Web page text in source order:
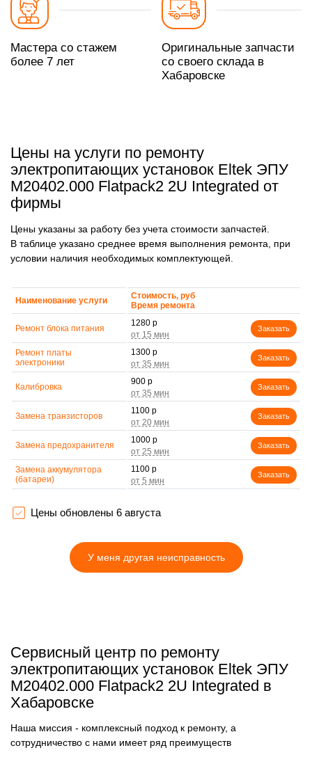
Мастера со стажем
более 7 лет
Оригинальные запчасти
со своего склада в
Хабаровске
Цены на услуги по ремонту
электропитающих установок Eltek ЭПУ
M20402.000 Flatpack2 2U Integrated от
фирмы
Цены указаны за работу без учета стоимости запчастей.
В таблице указано среднее время выполнения ремонта, при
условии наличия необходимых комплектующей.
Наименование услуги
Стоимость, руб
Время ремонта
Ремонт блока питания
1280 р
Заказать
Ремонт платы
электроники
1300 р
Заказать
Калибровка
900 р
Заказать
Замена транзисторов
1100 р
Заказать
Замена предохранителя
1000 р
Заказать
Замена аккумулятора
(батареи)
1100 р
Заказать
Цены обновлены 6 августа
У меня другая неисправность
Сервисный центр по ремонту
электропитающих установок Eltek ЭПУ
M20402.000 Flatpack2 2U Integrated в
Хабаровске
Наша миссия - комплексный подход к ремонту, а
сотрудничество с нами имеет ряд преимуществ